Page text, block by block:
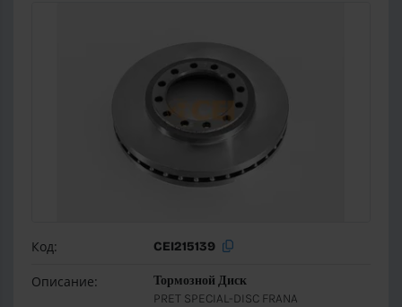
Код: CEI215139
Описание:
Тормозной Диск
PRET SPECIAL-DISC FRANA